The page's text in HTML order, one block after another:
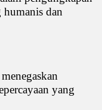
humanis dan
yang